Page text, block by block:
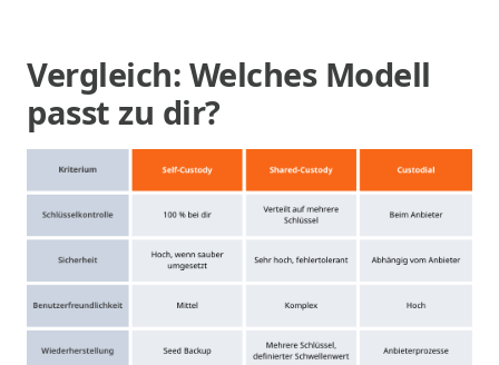
Vergleich: Welches Modell
passt zu dir?